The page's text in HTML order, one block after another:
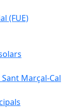
(FUE)
Marçal-Cal